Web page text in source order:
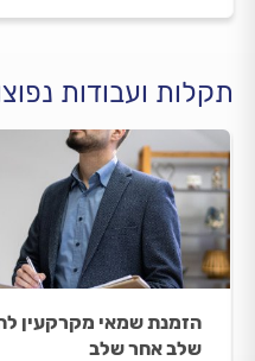
תקלות ועבודות
הזמנת שמאי מקרקעין
שלב אחר שלב